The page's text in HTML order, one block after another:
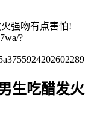
?
生吃醋发火